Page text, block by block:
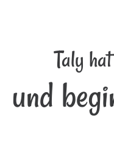
Taly
und